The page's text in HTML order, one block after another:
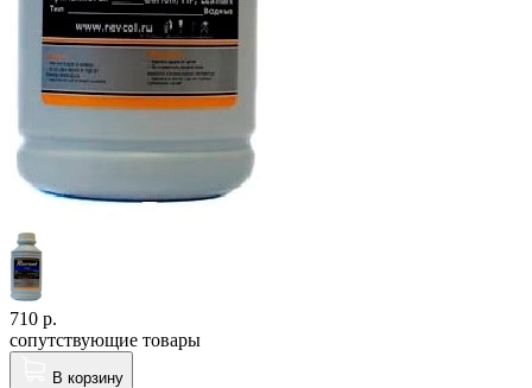
710 р.
сопутствующие товары
В корзину